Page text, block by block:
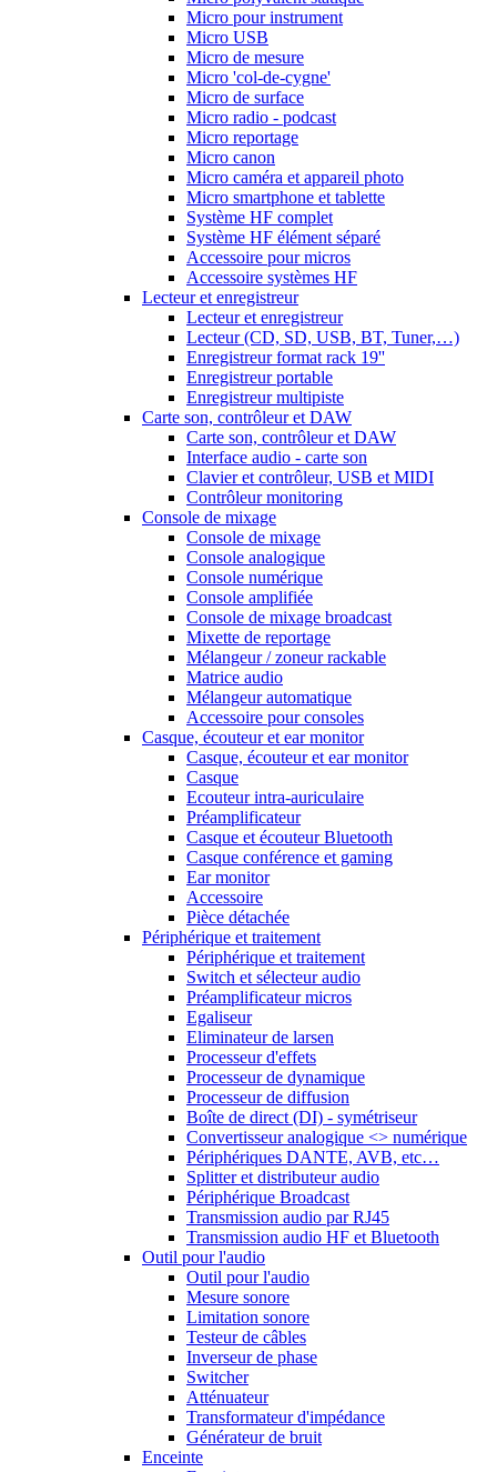
Micro pour instrument
Micro USB
Micro de mesure
Micro 'col-de-cygne'
Micro de surface
Micro radio - podcast
Micro reportage
Micro canon
Micro caméra et appareil photo
Micro smartphone et tablette
Système HF complet
Système HF élément séparé
Accessoire pour micros
Accessoire systèmes HF
Lecteur et enregistreur
Lecteur et enregistreur
Lecteur (CD, SD, USB, BT, Tuner,…)
Enregistreur format rack 19''
Enregistreur portable
Enregistreur multipiste
Carte son, contrôleur et DAW
Carte son, contrôleur et DAW
Interface audio - carte son
Clavier et contrôleur, USB et MIDI
Contrôleur monitoring
Console de mixage
Console de mixage
Console analogique
Console numérique
Console amplifiée
Console de mixage broadcast
Mixette de reportage
Mélangeur / zoneur rackable
Matrice audio
Mélangeur automatique
Accessoire pour consoles
Casque, écouteur et ear monitor
Casque, écouteur et ear monitor
Casque
Ecouteur intra-auriculaire
Préamplificateur
Casque et écouteur Bluetooth
Casque conférence et gaming
Ear monitor
Accessoire
Pièce détachée
Périphérique et traitement
Périphérique et traitement
Switch et sélecteur audio
Préamplificateur micros
Egaliseur
Eliminateur de larsen
Processeur d'effets
Processeur de dynamique
Processeur de diffusion
Boîte de direct (DI) - symétriseur
Convertisseur analogique <> numérique
Périphériques DANTE, AVB, etc…
Splitter et distributeur audio
Périphérique Broadcast
Transmission audio par RJ45
Transmission audio HF et Bluetooth
Outil pour l'audio
Outil pour l'audio
Mesure sonore
Limitation sonore
Testeur de câbles
Inverseur de phase
Switcher
Atténuateur
Transformateur d'impédance
Générateur de bruit
Enceinte